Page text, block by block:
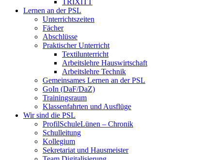
TRIXITT
Lernen an der PSL
Unterrichtszeiten
Fächer
Abschlüsse
Praktischer Unterricht
Textilunterricht
Arbeitslehre Hauswirtschaft
Arbeitslehre Technik
Gemeinsames Lernen an der PSL​
GoIn (DaF/DaZ)
Trainingsraum
Klassenfahrten und Ausflüge
Wir sind die PSL
ProfilSchuleLünen – Chronik
Schulleitung
Kollegium
Sekretariat und Hausmeister